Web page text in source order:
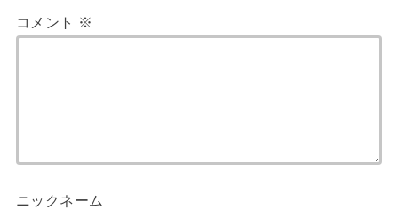
コメント ※
ニックネーム